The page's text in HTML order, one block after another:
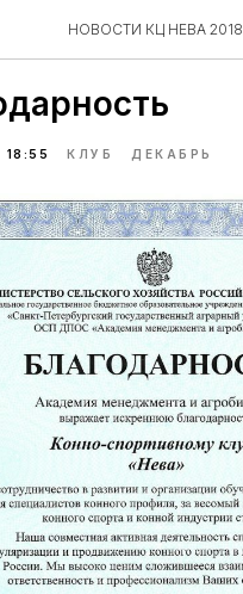
НОВОСТИ КЦ НЕВА 2018
18:55 КЛУБ ДЕКАБРЬ